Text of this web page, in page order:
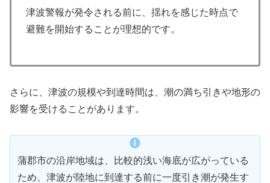
津波警報が発令される前に、揺れを感じた時点で
避難を開始することが理想的です。
さらに、津波の規模や到達時間は、潮の満ち引きや地形の
影響を受けることがあります。
蒲郡市の沿岸地域は、比較的浅い海底が広がっている
ため、津波が陸地に到達する前に一度引き潮が発生す